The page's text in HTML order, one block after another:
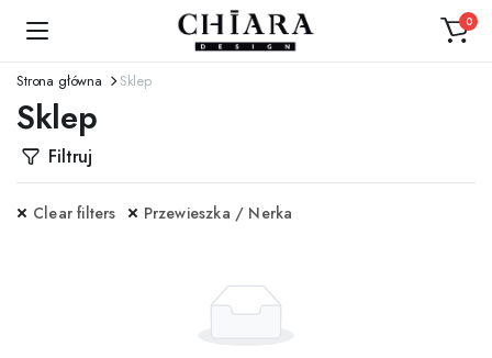
0
Strona główna Sklep
Sklep
Filtruj
Clear filters Przewieszka / Nerka